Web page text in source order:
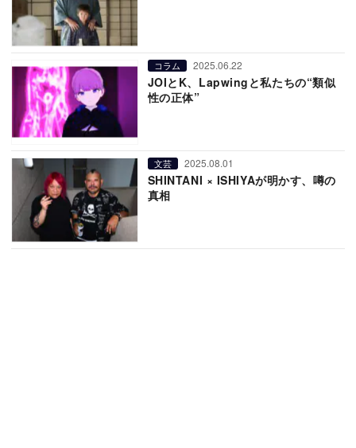
コラム 2025.06.22
JOIとK、Lapwingと私たちの“類似
性の正体”
文芸 2025.08.01
SHINTANI × ISHIYAが明かす、噂の
真相